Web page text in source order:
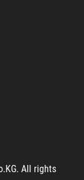
All rights